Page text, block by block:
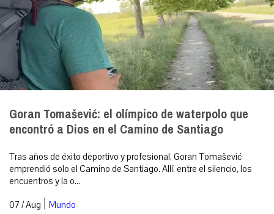
Goran Tomašević: el olímpico de waterpolo que
encontró a Dios en el Camino de Santiago
Tras años de éxito deportivo y profesional, Goran Tomašević
emprendió solo el Camino de Santiago. Allí, entre el silencio, los
encuentros y la o...
07 / Aug | Mundo